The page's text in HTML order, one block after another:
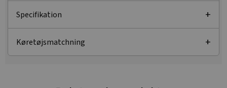
Specifikation
Køretøjsmatchning